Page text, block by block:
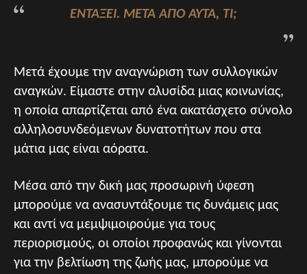
ΕΝΤΆΞΕΙ. ΜΕΤΆ ΑΠΌ ΑΥΤΆ, ΤΙ;
Μετά έχουμε την αναγνώριση των συλλογικών
αναγκών. Είμαστε στην αλυσίδα μιας κοινωνίας,
η οποία απαρτίζεται από ένα ακατάσχετο σύνολο
αλληλοσυνδεόμενων δυνατοτήτων που στα
μάτια μας είναι αόρατα.
Μέσα από την δική μας προσωρινή ύφεση
μπορούμε να ανασυντάξουμε τις δυνάμεις μας
και αντί να μεμψιμοιρούμε για τους
περιορισμούς, οι οποίοι προφανώς και γίνονται
για την βελτίωση της ζωής μας, μπορούμε να